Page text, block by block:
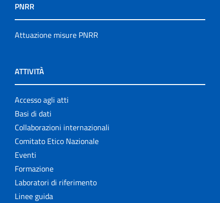
PNRR
Attuazione misure PNRR
ATTIVITÀ
Accesso agli atti
Basi di dati
Collaborazioni internazionali
Comitato Etico Nazionale
Eventi
Formazione
Laboratori di riferimento
Linee guida